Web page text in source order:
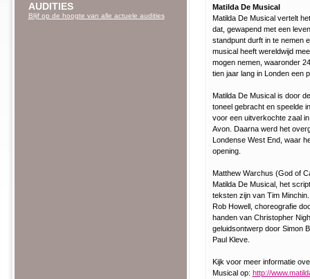
AUDITIES
Blijf op de hoogte van alle actuele audities
Matilda De Musical
Matilda De Musical vertelt
dat, gewapend met een
standpunt durft in te nemen
musical heeft wereldwijd
mogen nemen, waaronder
tien jaar lang in Londen een
Matilda De Musical is door
toneel gebracht en speelde
voor een uitverkochte zaal
Avon. Daarna werd het
Londense West End, waar
opening.
Matthew Warchus (God of
Matilda De Musical, het
teksten zijn van Tim
Rob Howell, choreografie
handen van Christopher
geluidsontwerp door Simon
Paul Kleve.
Kijk voor meer informatie
Musical op: http://